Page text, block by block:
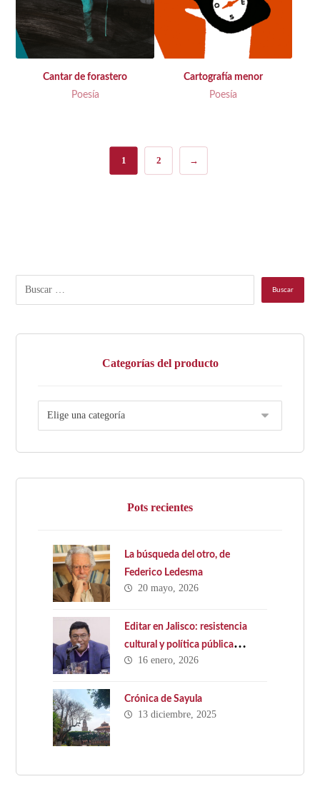
Cantar de forastero
Poesía
Cartografía menor
Poesía
1 2 →
Categorías del producto
Pots recientes
La búsqueda del otro, de
Federico Ledesma
20 mayo, 2026
Editar en Jalisco: resistencia
cultural y política pública
ausente. Hacia una Ley Estatal
16 enero, 2026
Crónica de Sayula
13 diciembre, 2025